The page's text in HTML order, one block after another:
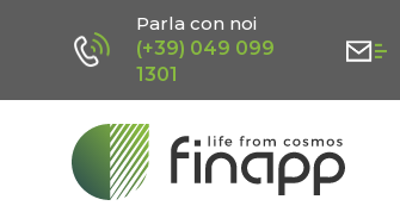
Parla con noi
(+39) 049 099
1301